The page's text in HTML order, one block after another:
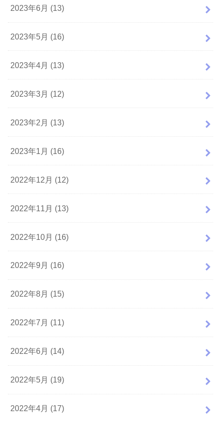
2023年6月 (13)
2023年5月 (16)
2023年4月 (13)
2023年3月 (12)
2023年2月 (13)
2023年1月 (16)
2022年12月 (12)
2022年11月 (13)
2022年10月 (16)
2022年9月 (16)
2022年8月 (15)
2022年7月 (11)
2022年6月 (14)
2022年5月 (19)
2022年4月 (17)